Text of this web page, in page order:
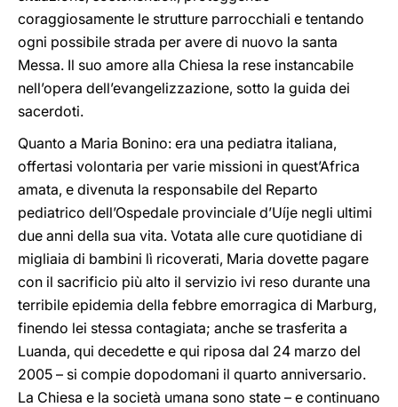
coraggiosamente le strutture parrocchiali e tentando
ogni possibile strada per avere di nuovo la santa
Messa. Il suo amore alla Chiesa la rese instancabile
nell’opera dell’evangelizzazione, sotto la guida dei
sacerdoti.
Quanto a Maria Bonino: era una pediatra italiana,
offertasi volontaria per varie missioni in quest’Africa
amata, e divenuta la responsabile del Reparto
pediatrico dell’Ospedale provinciale d’Uíje negli ultimi
due anni della sua vita. Votata alle cure quotidiane di
migliaia di bambini lì ricoverati, Maria dovette pagare
con il sacrificio più alto il servizio ivi reso durante una
terribile epidemia della febbre emorragica di Marburg,
finendo lei stessa contagiata; anche se trasferita a
Luanda, qui decedette e qui riposa dal 24 marzo del
2005 – si compie dopodomani il quarto anniversario.
La Chiesa e la società umana sono state – e continuano